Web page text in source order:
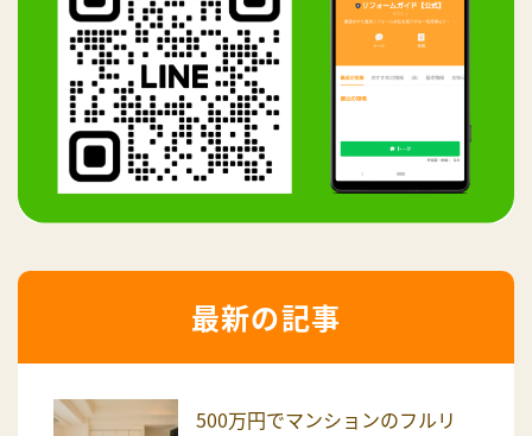
最新の記事
500万円でマンションのフルリ